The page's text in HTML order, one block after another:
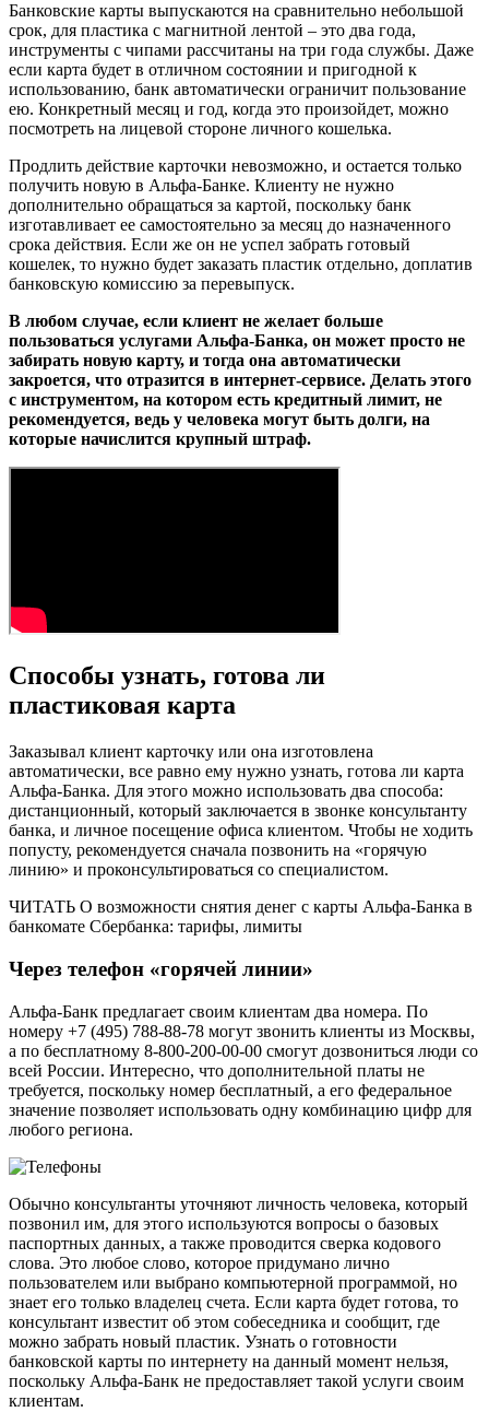
Банковские карты выпускаются на сравнительно небольшой
срок, для пластика с магнитной лентой – это два года,
инструменты с чипами рассчитаны на три года службы. Даже
если карта будет в отличном состоянии и пригодной к
использованию, банк автоматически ограничит пользование
ею. Конкретный месяц и год, когда это произойдет, можно
посмотреть на лицевой стороне личного кошелька.
Продлить действие карточки невозможно, и остается только
получить новую в Альфа-Банке. Клиенту не нужно
дополнительно обращаться за картой, поскольку банк
изготавливает ее самостоятельно за месяц до назначенного
срока действия. Если же он не успел забрать готовый
кошелек, то нужно будет заказать пластик отдельно, доплатив
банковскую комиссию за перевыпуск.
В любом случае, если клиент не желает больше
пользоваться услугами Альфа-Банка, он может просто не
забирать новую карту, и тогда она автоматически
закроется, что отразится в интернет-сервисе. Делать этого
с инструментом, на котором есть кредитный лимит, не
рекомендуется, ведь у человека могут быть долги, на
которые начислится крупный штраф.
Способы узнать, готова ли
пластиковая карта
Заказывал клиент карточку или она изготовлена
автоматически, все равно ему нужно узнать, готова ли карта
Альфа-Банка. Для этого можно использовать два способа:
дистанционный, который заключается в звонке консультанту
банка, и личное посещение офиса клиентом. Чтобы не ходить
попусту, рекомендуется сначала позвонить на «горячую
линию» и проконсультироваться со специалистом.
ЧИТАТЬ О возможности снятия денег с карты Альфа-Банка в
банкомате Сбербанка: тарифы, лимиты
Через телефон «горячей линии»
Альфа-Банк предлагает своим клиентам два номера. По
номеру +7 (495) 788-88-78 могут звонить клиенты из Москвы,
а по бесплатному 8-800-200-00-00 смогут дозвониться люди со
всей России. Интересно, что дополнительной платы не
требуется, поскольку номер бесплатный, а его федеральное
значение позволяет использовать одну комбинацию цифр для
любого региона.
Обычно консультанты уточняют личность человека, который
позвонил им, для этого используются вопросы о базовых
паспортных данных, а также проводится сверка кодового
слова. Это любое слово, которое придумано лично
пользователем или выбрано компьютерной программой, но
знает его только владелец счета. Если карта будет готова, то
консультант известит об этом собеседника и сообщит, где
можно забрать новый пластик. Узнать о готовности
банковской карты по интернету на данный момент нельзя,
поскольку Альфа-Банк не предоставляет такой услуги своим
клиентам.